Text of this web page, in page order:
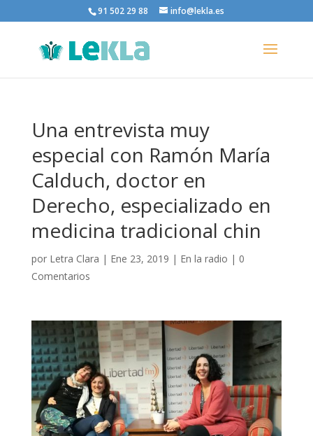
91 502 29 88 info@lekla.es
Una entrevista muy
especial con Ramón María
Calduch, doctor en
Derecho, especializado en
medicina tradicional chin
por Letra Clara | Ene 23, 2019 | En la radio | 0
Comentarios